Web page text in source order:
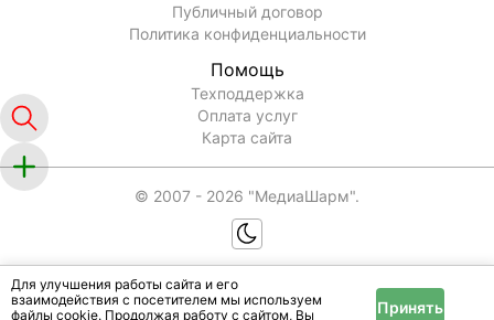
Для улучшения работы сайта и его
взаимодействия с посетителем мы используем
файлы cookie. Продолжая работу с сайтом, Вы
Принять
Публичный договор
Политика конфиденциальности
Помощь
Техподдержка
Оплата услуг
Карта сайта
© 2007 - 2026 "МедиаШарм".